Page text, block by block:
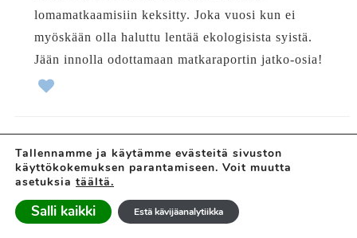
lomamatkaamisiin keksitty. Joka vuosi kun ei
myöskään olla haluttu lentää ekologisista syistä.
Jään innolla odottamaan matkaraportin jatko-osia!
ANONYYMI
05/07/2016 at 16:58
Tallennamme ja käytämme evästeitä sivuston
käyttökokemuksen parantamiseen. Voit muutta
asetuksia täältä.
Salli kaikki Estä kävijäanalytiikka